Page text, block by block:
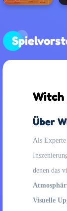
Über
Als
denen das
Visuelle